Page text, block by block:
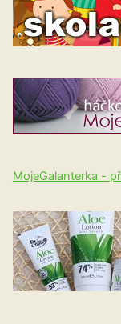
MojeGalanterka -